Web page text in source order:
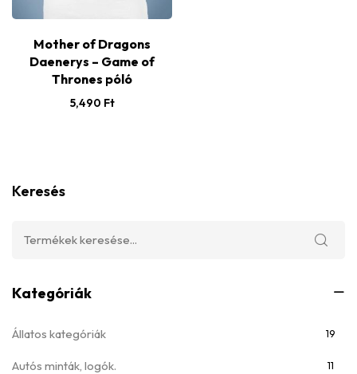
Mother of Dragons
Daenerys – Game of
Thrones póló
5,490 Ft
Keresés
Kategóriák
Állatos kategóriák 19
Autós minták, logók. 11